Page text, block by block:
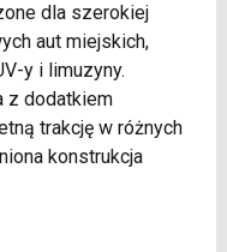
dla szerokiej
aut miejskich,
y i limuzyny.
z dodatkiem
trakcję w różnych
konstrukcja